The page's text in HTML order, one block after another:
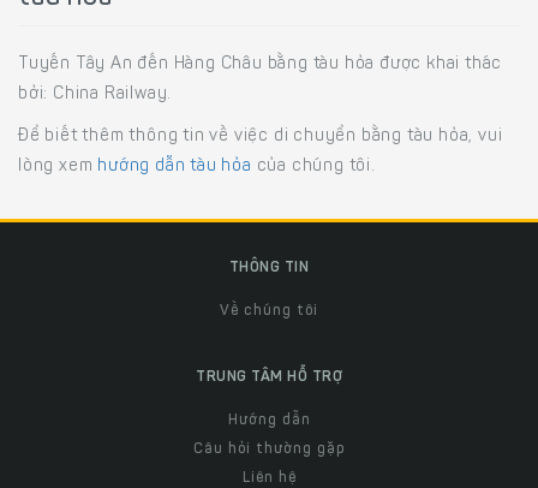
Tuyến Tây An đến Hàng Châu bằng tàu hỏa được khai thác
bởi: China Railway.
Để biết thêm thông tin về việc di chuyển bằng tàu hỏa, vui
lòng xem hướng dẫn tàu hỏa của chúng tôi.
THÔNG TIN
Về chúng tôi
TRUNG TÂM HỖ TRỢ
Hướng dẫn
Câu hỏi thường gặp
Liên hệ